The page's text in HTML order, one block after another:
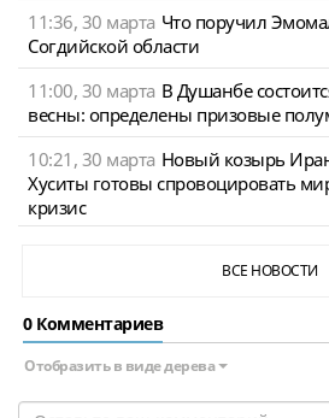
11:36, 30 марта Что поручил
Согдийской области
11:00, 30 марта В Душанбе
весны: определены призовые
10:21, 30 марта Новый козырь
Хуситы готовы спровоцировать
кризис
ВСЕ НОВОСТИ
0 Комментариев
Отобразить в виде дерева